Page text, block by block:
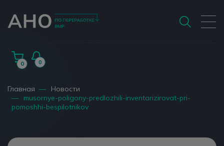
0 0
Главная —
Новости
—
musornye-poligony-predlozhili-inventarizirovat-pri-
pomoshhi-bespilotnikov